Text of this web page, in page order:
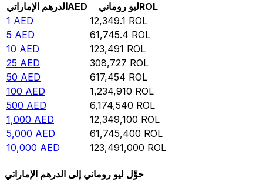
الدرهم الإماراتيAED ليو رومانيROL
1 AED 12,349.1 ROL
5 AED 61,745.4 ROL
10 AED 123,491 ROL
25 AED 308,727 ROL
50 AED 617,454 ROL
100 AED 1,234,910 ROL
500 AED 6,174,540 ROL
1,000 AED 12,349,100 ROL
5,000 AED 61,745,400 ROL
10,000 AED 123,491,000 ROL
حوِّل ليو روماني إلى الدرهم الإماراتي